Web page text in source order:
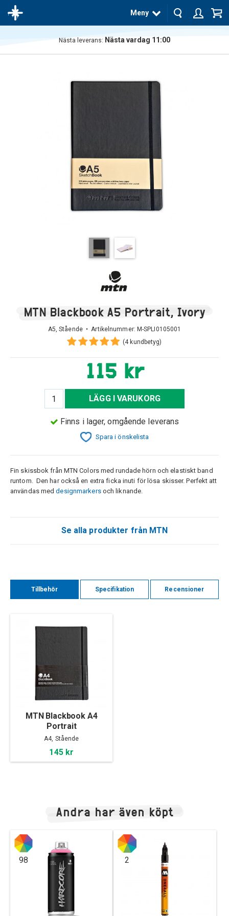
Meny
Nästa leverans: Nästa vardag 11:00
MTN Blackbook A5 Portrait, Ivory
A5, Stående • Artikelnummer: M-SPLI0105001
(4 kundbetyg)
115 kr
LÄGG I VARUKORG
Finns i lager, omgående leverans
Spara i önskelista
Fin skissbok från MTN Colors med rundade hörn och elastiskt band
runtom. Den har också en extra ficka inuti för lösa skisser. Perfekt att
användas meddesignmarkersoch liknande.
Se alla produkter från MTN
Tillbehör Specifikation Recensioner
MTN Blackbook A4
Portrait
A4, Stående
145 kr
Andra har även köpt
98 2